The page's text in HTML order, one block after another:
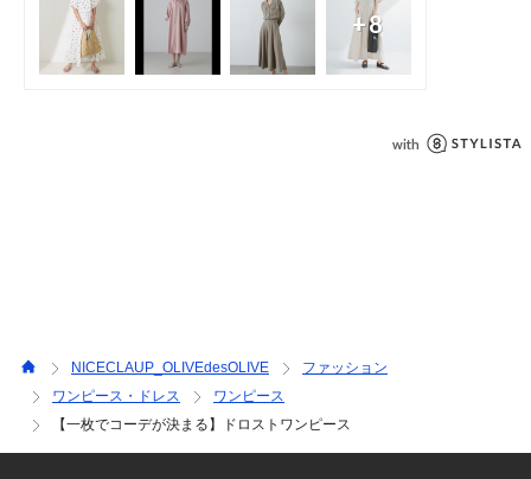
NICECLAUP_OLIVEdesOLIVE
ファッション
ワンピース・ドレス
ワンピース
【一枚でコーデが決まる】ドロストワンピース